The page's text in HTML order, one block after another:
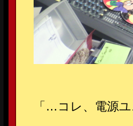
「…コレ、電源